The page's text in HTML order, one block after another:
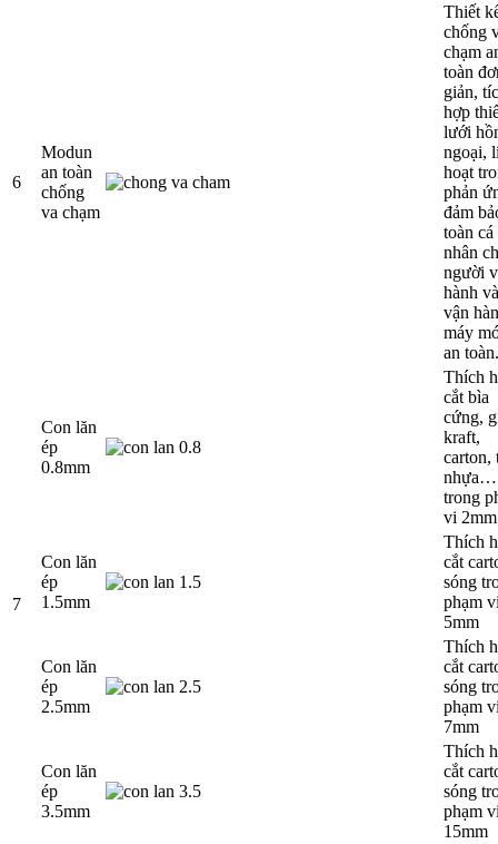
6
Modun
an toàn
chống
va chạm
Thiết
chống
chạm
toàn
giản,
hợp
lưới
ngoại,
hoạt
phản
đảm
toàn cá
nhân
người
hành và
vận
máy
an toàn.
7
Con lăn
ép
0.8mm
Thích
cắt bìa
cứng,
kraft,
carton,
nhựa…
trong
vi 2mm
Con lăn
ép
1.5mm
Thích
cắt
sóng
phạm
5mm
Con lăn
ép
2.5mm
Thích
cắt
sóng
phạm
7mm
Con lăn
ép
3.5mm
Thích
cắt
sóng
phạm
15mm